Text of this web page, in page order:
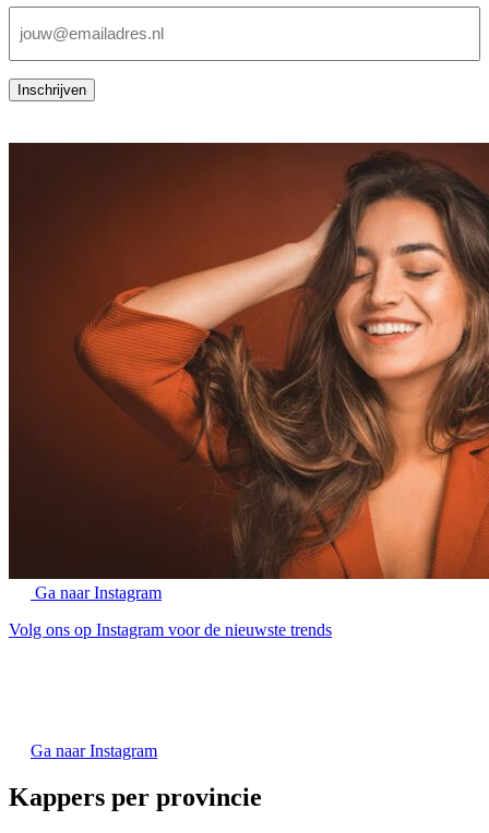
mailadres
Inschrijven
Ga naar Instagram
Volg ons op Instagram voor de nieuwste trends
Ga naar Instagram
Kappers per provincie